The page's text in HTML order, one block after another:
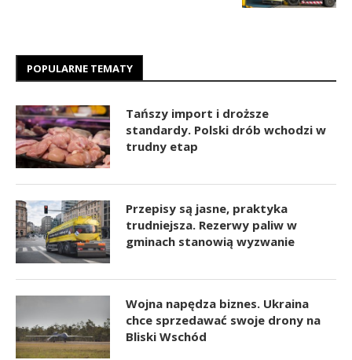
POPULARNE TEMATY
Tańszy import i droższe
standardy. Polski drób wchodzi w
trudny etap
Przepisy są jasne, praktyka
trudniejsza. Rezerwy paliw w
gminach stanowią wyzwanie
Wojna napędza biznes. Ukraina
chce sprzedawać swoje drony na
Bliski Wschód